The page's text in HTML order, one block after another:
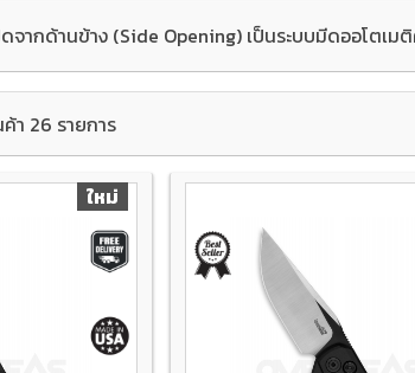
จากด้านข้าง (Side Opening) เป็นระบบมีดออโตเ
า 26 รายการ
ใหม่